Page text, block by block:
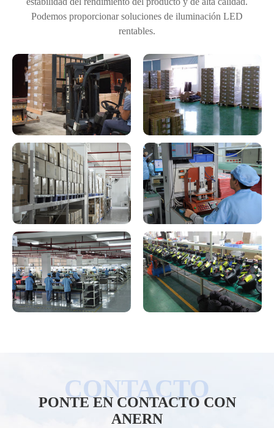
Podemos proporcionar soluciones de iluminación LED
rentables.
PONTE EN CONTACTO CON
ANERN